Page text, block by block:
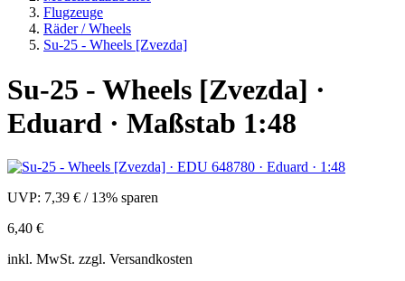
Flugzeuge
Räder / Wheels
Su-25 - Wheels [Zvezda]
Su-25 - Wheels [Zvezda] ·
Eduard · Maßstab 1:48
UVP: 7,39 € / 13% sparen
6,40 €
inkl. MwSt. zzgl. Versandkosten